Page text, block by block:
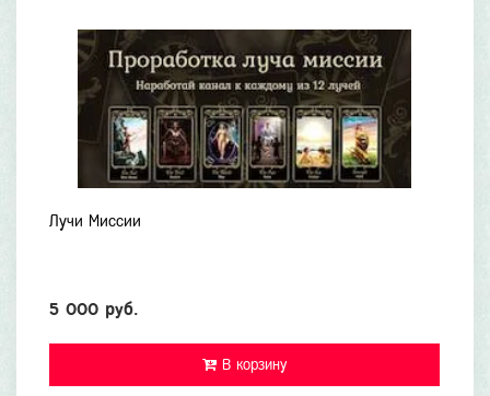
Лучи Миссии
5 000 руб.
В корзину